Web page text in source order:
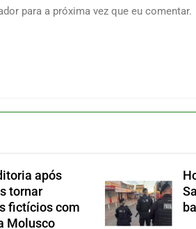
para a próxima vez que eu comentar.
após
tornar
fictícios com
Molusco